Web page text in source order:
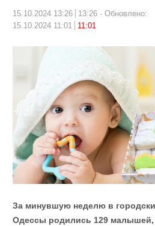
15.10.2024 13:26 13:26
Обновлено:
15.10.2024 11:01
11:01
За минувшую неделю в
Одессы родились 129 малышей,